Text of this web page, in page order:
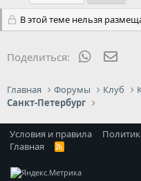
В этой теме нельзя
Поделиться: WhatsApp
Главная Форумы Клуб
Санкт-Петербург
Условия и правила
Главная
R